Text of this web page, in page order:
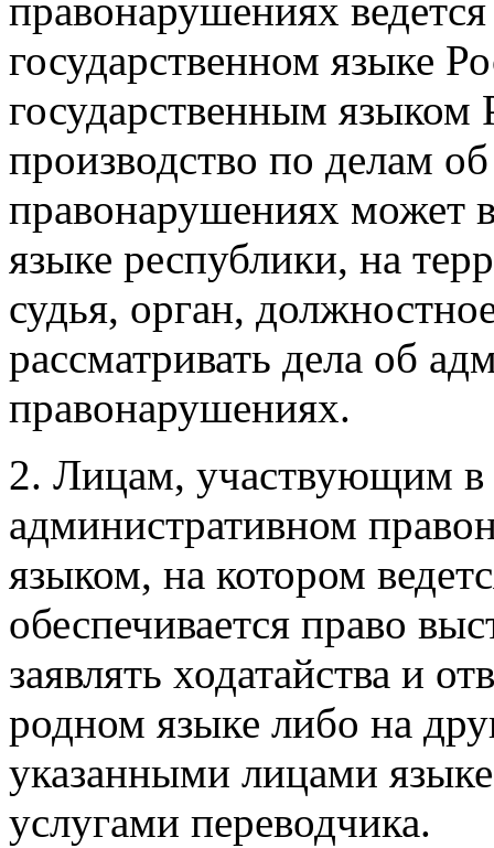
правонарушениях
государственном языке
государственным
производство по делам
правонарушениях может
языке республики, на
судья, орган,
рассматривать дела об
правонарушениях.
2. Лицам, участвующим в
административном
языком, на котором
обеспечивается право
заявлять ходатайства и
родном языке либо на
указанными лицами
услугами переводчика.